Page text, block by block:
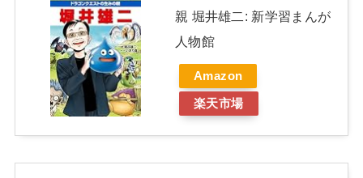
親 堀井雄二: 新学習まんが
人物館
Amazon
楽天市場